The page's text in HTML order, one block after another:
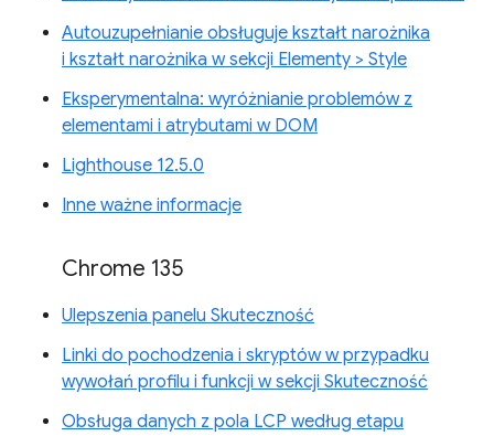
Autouzupełnianie obsługuje kształt narożnika
i kształt narożnika w sekcji Elementy > Style
Eksperymentalna: wyróżnianie problemów z
elementami i atrybutami w DOM
Lighthouse 12.5.0
Inne ważne informacje
Chrome 135
Ulepszenia panelu Skuteczność
Linki do pochodzenia i skryptów w przypadku
wywołań profilu i funkcji w sekcji Skuteczność
Obsługa danych z pola LCP według etapu